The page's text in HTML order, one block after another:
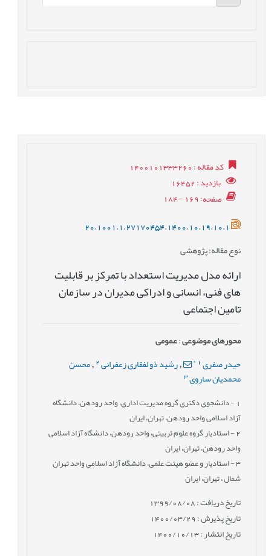
کد مقاله: 1400101333260
بازدید: 16452
صفحه: 169 - 184
20.1001.1.27170454.1400.10.19.10.1
نوع مقاله: پژوهشی
ارائه مدل مدیریت استعداد با تمرکز بر قابلیت
های فنی، انسانی و ادراکی مدیران در سازمان
تامین اجتماعی
محورهای موضوعی:عمومى
حیدر صفری *
,رشید ذو لفقاری زعفرانی 2
, محسن
محمدیان ساروی 3
- دانشجوی دکتری گروه مدیریت اداری، واحد رودهن، دانشگاه
آزاد اسلامی واحد رودهن، تهران، ایران
2- استادیار گروه علوم تربیتی، واحد رودهن، دانشگاه آزاد اسلامی
واحد رودهن، تهران، ایران
3- استادیار و عضو هیئت علمی، دانشگاه آزاد اسلامی واحد تهران
شمال ، تهران، ایران
تاریخ دریافت : 1399/08/08
تاریخ پذیرش : 1400/03/29
تاریخ انتشار : 1400/10/13